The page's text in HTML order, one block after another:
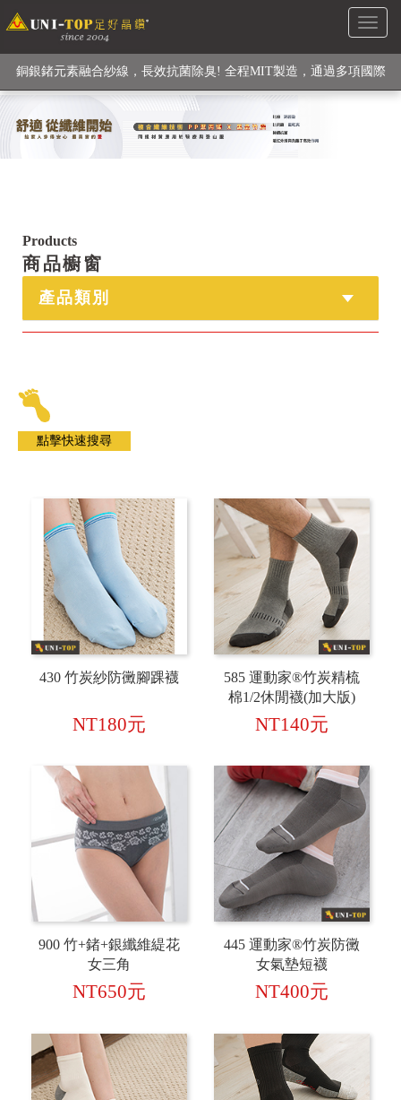
Toggle
級高性能纖維素材), 機能貼身衣物No. 1
銅銀鍺元素融合紗線，長效抗菌除臭! 全程MIT製造，通過多項國際
檢驗
【快來點我】H型銅銀纖維長效PP能量護膝! 支撐. 包覆感. 超透氣.
Products
商品櫥窗
產品類別
430 竹炭紗防黴腳踝襪
NT180元
585 運動家®竹炭精梳
棉1/2休閒襪(加大版)
NT140元
900 竹+鍺+銀纖維緹花
女三角
NT650元
445 運動家®竹炭防黴
女氣墊短襪
NT400元